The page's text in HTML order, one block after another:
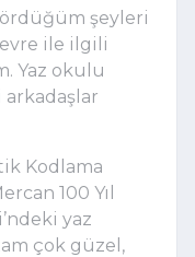
şeyleri
ile ilgili
Yaz okulu
Kodlama
100 Yıl
yaz
çok güzel,